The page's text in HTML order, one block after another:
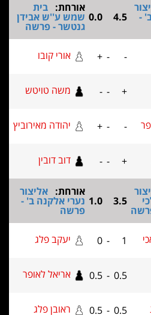
4.5
0.0
אורחת:בית
שמש ע''ש אבידן
גנטשר - פרשה
אורי קובו
- משה טויטש
- יהודה מאירוביץ
- דוב דובין
3.5
1.0
אורחת:אליצור
נערי אלקנה ב' -
פרשה
1
0 יעקב פלג
0.5 אריאל לאופר
0.5 ראובן פלג